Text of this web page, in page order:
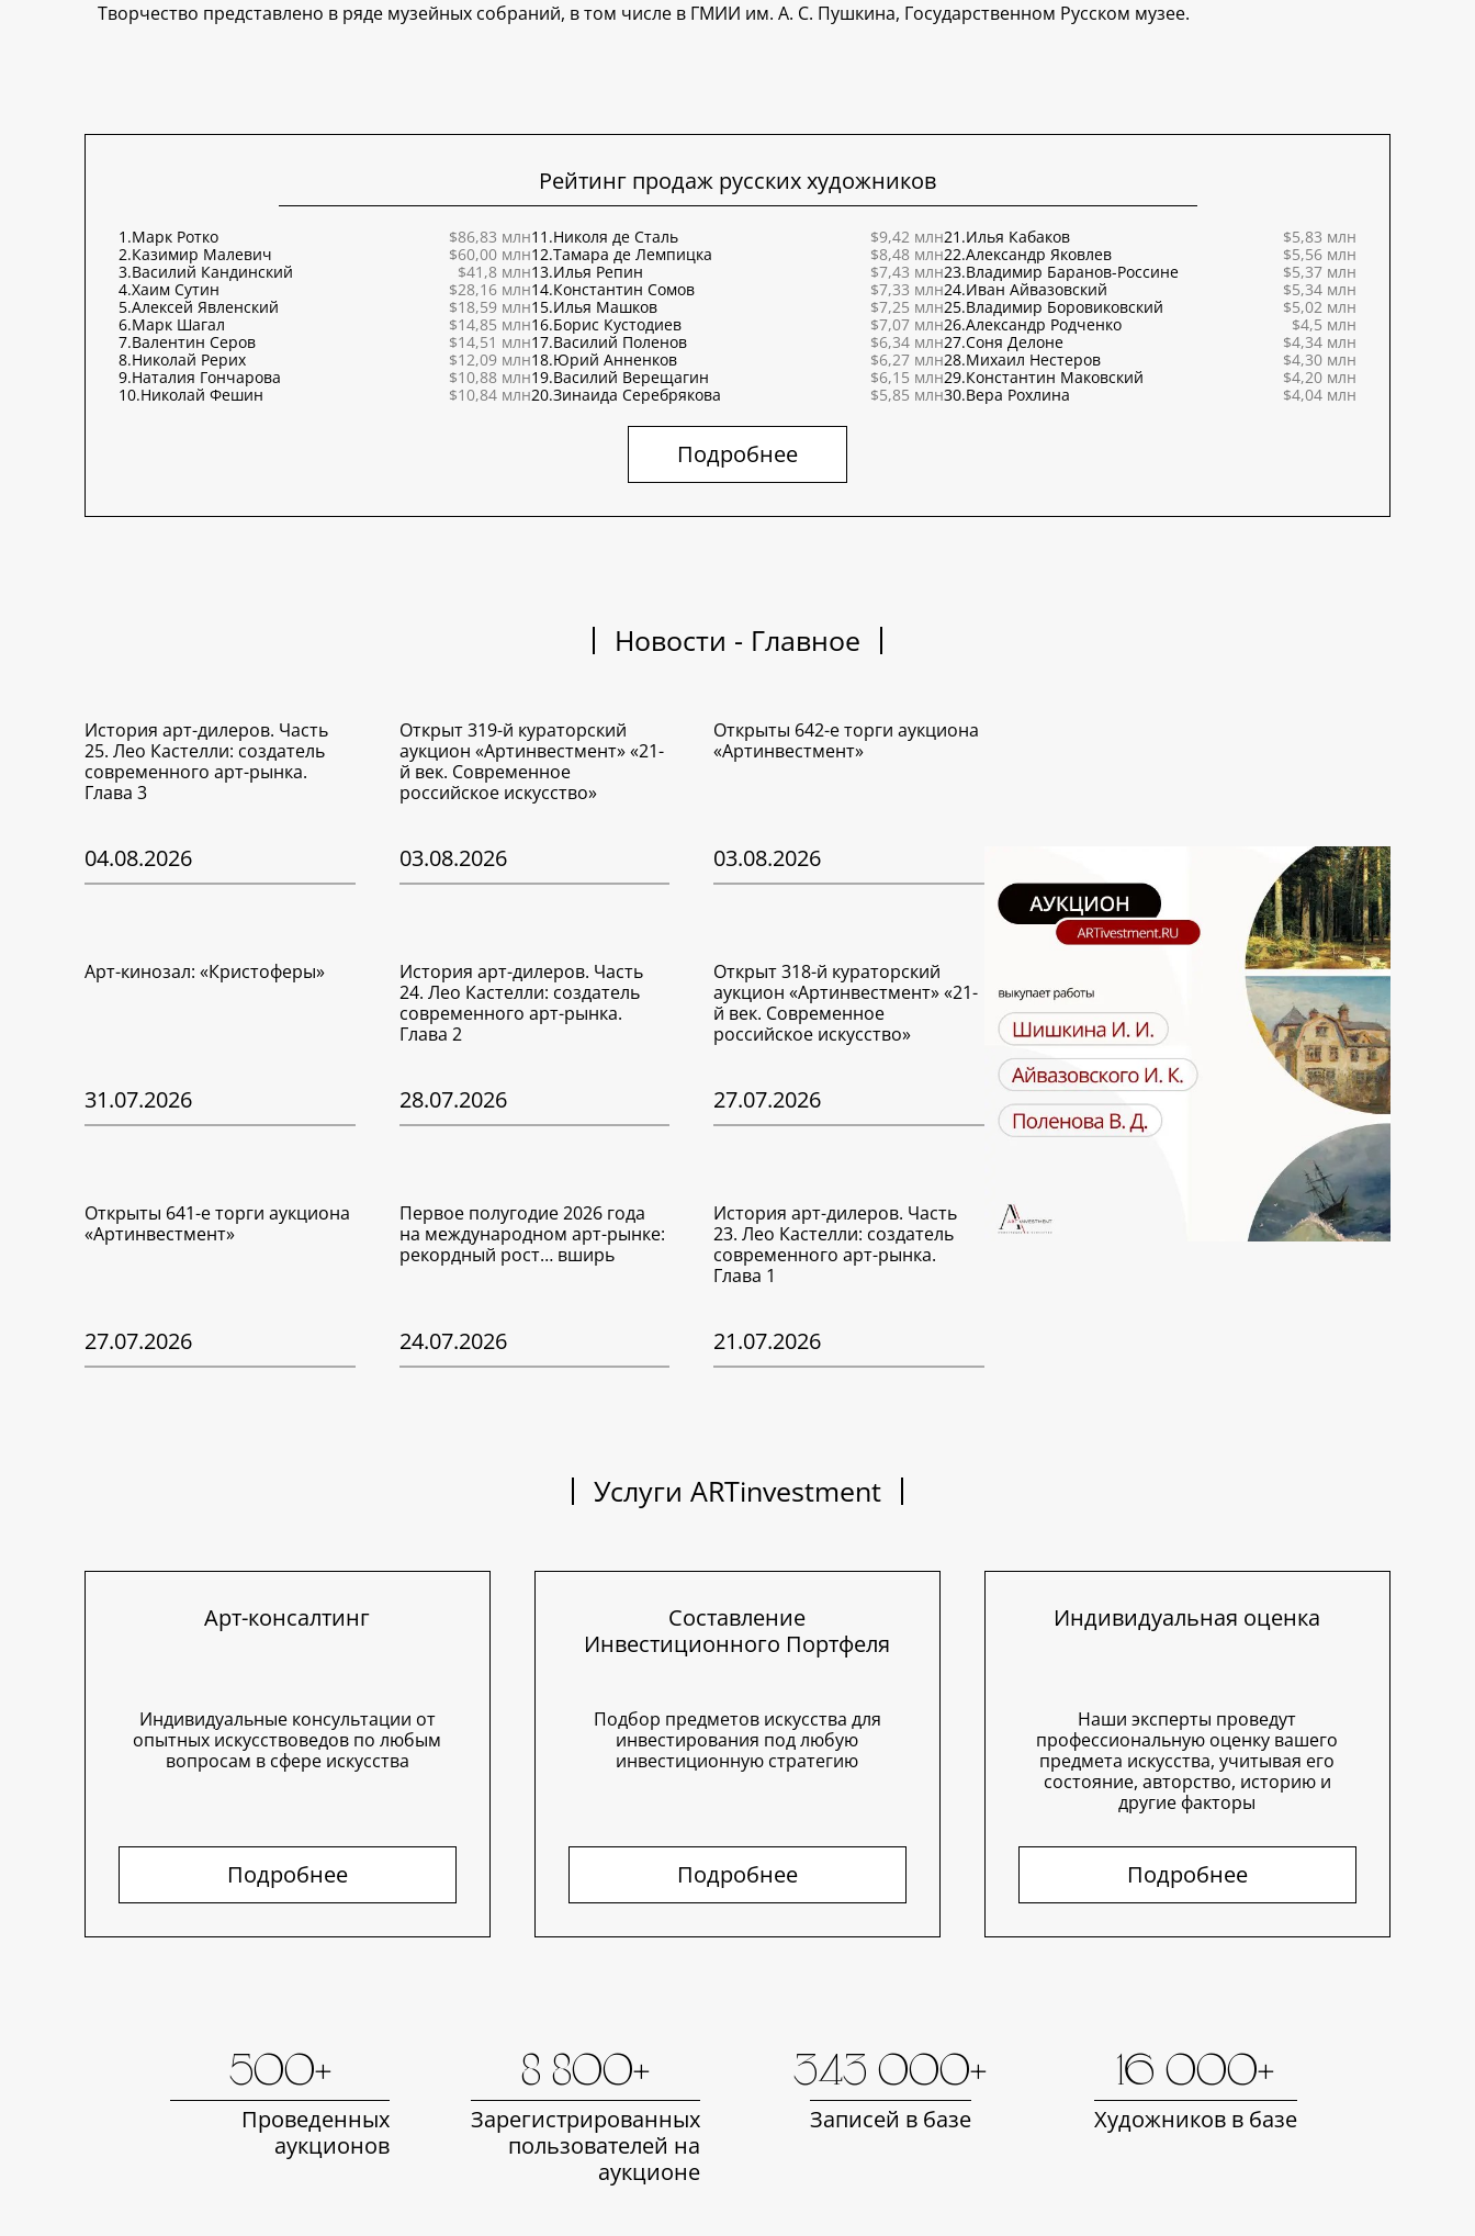
Творчество представлено в ряде музейных собраний, в том числе в ГМИИ им. А. С. Пушкина, Государственном Русском музее.
Рейтинг продаж русских художников
1.Марк Ротко
$86,83 млн
2.Казимир Малевич
$60,00 млн
3.Василий Кандинский
$41,8 млн
4.Хаим Сутин
$28,16 млн
5.Алексей Явленский
$18,59 млн
6.Марк Шагал
$14,85 млн
7.Валентин Серов
$14,51 млн
8.Николай Рерих
$12,09 млн
9.Наталия Гончарова
$10,88 млн
10.Николай Фешин $10,84 млн
11.Николя де Сталь
$9,42 млн
12.Тамара де Лемпицка
$8,48 млн
13.Илья Репин
$7,43 млн
14.Константин Сомов
$7,33 млн
15.Илья Машков
$7,25 млн
16.Борис Кустодиев
$7,07 млн
17.Василий Поленов
$6,34 млн
18.Юрий Анненков
$6,27 млн
19.Василий Верещагин
$6,15 млн
20.Зинаида Серебрякова $5,85 млн
21.Илья Кабаков
$5,83 млн
22.Александр Яковлев
$5,56 млн
23.Владимир Баранов-Россине
$5,37 млн
24.Иван Айвазовский
$5,34 млн
25.Владимир Боровиковский
$5,02 млн
26.Александр Родченко
$4,5 млн
27.Соня Делоне
$4,34 млн
28.Михаил Нестеров
$4,30 млн
29.Константин Маковский
$4,20 млн
30.Вера Рохлина $4,04 млн
Подробнее
Новости - Главное
История арт-дилеров. Часть
25. Лео Кастелли: создатель
современного арт-рынка.
Глава 3
04.08.2026
Открыт 319-й кураторский
аукцион «Артинвестмент» «21-
й век. Современное
российское искусство»
03.08.2026
Открыты 642-е торги аукциона
«Артинвестмент»
03.08.2026
Арт-кинозал: «Кристоферы»
31.07.2026
История арт-дилеров. Часть
24. Лео Кастелли: создатель
современного арт-рынка.
Глава 2
28.07.2026
Открыт 318-й кураторский
аукцион «Артинвестмент» «21-
й век. Современное
российское искусство»
27.07.2026
Открыты 641-е торги аукциона
«Артинвестмент»
27.07.2026
Первое полугодие 2026 года
на международном арт-рынке:
рекордный рост… вширь
24.07.2026
История арт-дилеров. Часть
23. Лео Кастелли: создатель
современного арт-рынка.
Глава 1
21.07.2026
Услуги ARTinvestment
Арт-консалтинг
Индивидуальные консультации от
опытных искусствоведов по любым
вопросам в сфере искусства
Подробнее
Составление
Инвестиционного Портфеля
Подбор предметов искусства для
инвестирования под любую
инвестиционную стратегию
Подробнее
Индивидуальная оценка
Наши эксперты проведут
профессиональную оценку вашего
предмета искусства, учитывая его
состояние, авторство, историю и
другие факторы
Подробнее
500+
Проведенных
аукционов
8 800+
Зарегистрированных
пользователей на
аукционе
343 000+
Записей в базе
16 000+
Художников в базе